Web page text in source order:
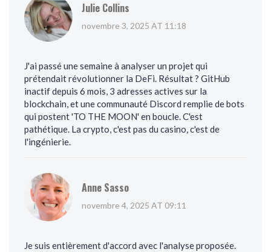
Julie Collins
novembre 3, 2025 AT 11:18
J'ai passé une semaine à analyser un projet qui
prétendait révolutionner la DeFi. Résultat ? GitHub
inactif depuis 6 mois, 3 adresses actives sur la
blockchain, et une communauté Discord remplie de bots
qui postent 'TO THE MOON' en boucle. C'est
pathétique. La crypto, c'est pas du casino, c'est de
l'ingénierie.
Anne Sasso
novembre 4, 2025 AT 09:11
Je suis entièrement d'accord avec l'analyse proposée.